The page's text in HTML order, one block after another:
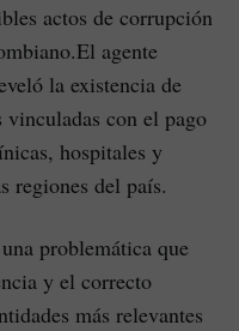
actos de corrupción
agente
la existencia de
vinculadas con el pago
hospitales y
regiones del país.
problemática que
y el correcto
más relevantes